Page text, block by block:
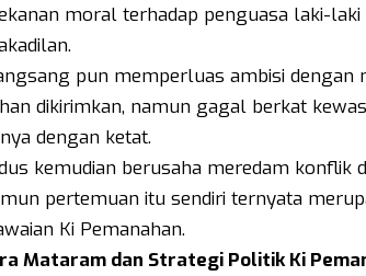
moral terhadap penguasa laki-
pun memperluas ambisi dengan
dikirimkan, namun gagal berkat
dengan ketat.
kemudian berusaha meredam konflik
pertemuan itu sendiri ternyata
Ki Pemanahan.
Mataram dan Strategi Politik Ki